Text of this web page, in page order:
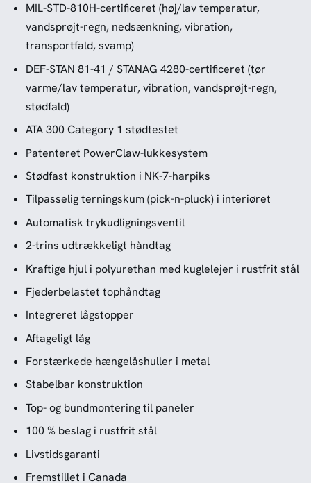
MIL-STD-810H-certificeret (høj/lav temperatur,
vandsprøjt-regn, nedsænkning, vibration,
transportfald, svamp)
DEF-STAN 81-41 / STANAG 4280-certificeret (tør
varme/lav temperatur, vibration, vandsprøjt-regn,
stødfald)
ATA 300 Category 1 stødtestet
Patenteret PowerClaw-lukkesystem
Stødfast konstruktion i NK-7-harpiks
Tilpasselig terningskum (pick-n-pluck) i interiøret
Automatisk trykudligningsventil
2-trins udtrækkeligt håndtag
Kraftige hjul i polyurethan med kuglelejer i rustfrit stål
Fjederbelastet tophåndtag
Integreret lågstopper
Aftageligt låg
Forstærkede hængelåshuller i metal
Stabelbar konstruktion
Top- og bundmontering til paneler
100 % beslag i rustfrit stål
Livstidsgaranti
Fremstillet i Canada